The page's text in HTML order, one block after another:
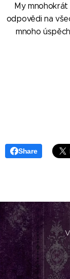
My
odpovědi na
mnoho
Share